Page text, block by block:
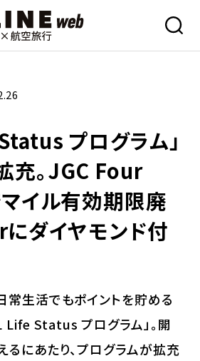
プログラム」
充。JGC Four
イル有効期限廃
にダイヤモンド付
常生活でもポイントを貯める
Life Status プログラム」。開
にあたり、プログラムが拡充